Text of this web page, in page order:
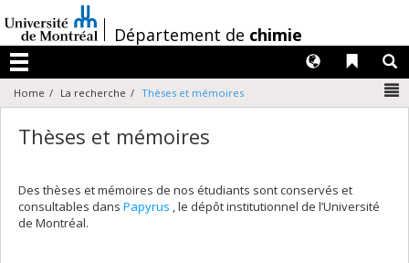
au
contenu
/Département de chimie
Menu
Liens
Langues
Home La recherche Thèses et mémoires
Thèses et mémoires
Des thèses et mémoires de nos étudiants sont conservés et
consultables dans Papyrus , le dépôt institutionnel de l’Université
de Montréal.